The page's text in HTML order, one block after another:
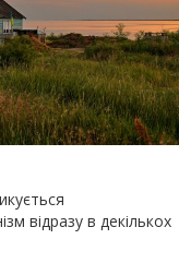
відразу в декількох